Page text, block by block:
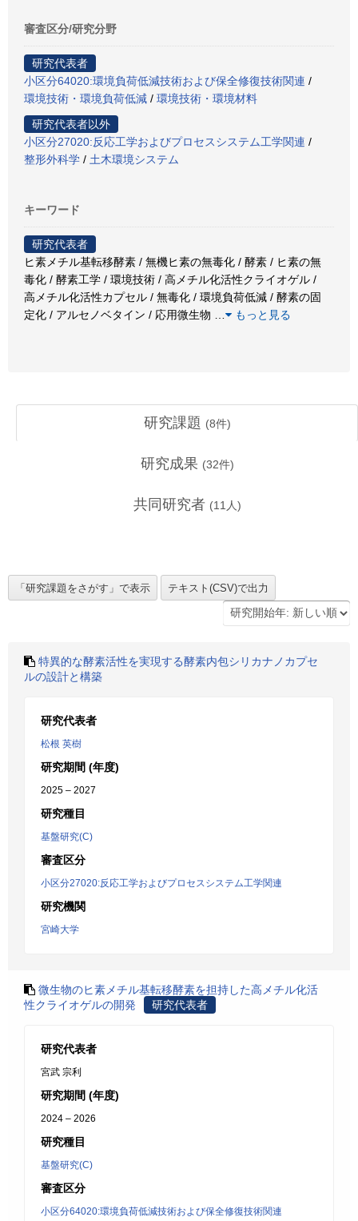
審査区分/研究分野
研究代表者
小区分64020:環境負荷低減技術および保全修復技術関連 /
環境技術・環境負荷低減 / 環境技術・環境材料
研究代表者以外
小区分27020:反応工学およびプロセスシステム工学関連 /
整形外科学 / 土木環境システム
キーワード
研究代表者
ヒ素メチル基転移酵素 / 無機ヒ素の無毒化 / 酵素 / ヒ素の無
毒化 / 酵素工学 / 環境技術 / 高メチル化活性クライオゲル /
高メチル化活性カプセル / 無毒化 / 環境負荷低減 / 酵素の固
定化 / アルセノベタイン / 応用微生物
もっと見る
研究課題 (8件)
研究成果 (32件)
共同研究者 (11 人)
特異的な酵素活性を実現する酵素内包シリカナノカプセ
ルの設計と構築
研究代表者
松根 英樹
研究期間 (年度)
2025 – 2027
研究種目
基盤研究(C)
審査区分
小区分27020:反応工学およびプロセスシステム工学関連
研究機関
宮崎大学
微生物のヒ素メチル基転移酵素を担持した高メチル化活
性クライオゲルの開発
研究代表者
研究代表者
宮武 宗利
研究期間 (年度)
2024 – 2026
研究種目
基盤研究(C)
審査区分
小区分64020:環境負荷低減技術および保全修復技術関連